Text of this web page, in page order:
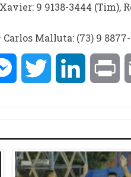
9 9138-3444 (Tim),
Malluta: (73) 9
MessengerTwitter LinkedIn